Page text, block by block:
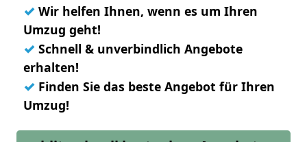
✓ Wir helfen Ihnen, wenn es um Ihren
Umzug geht!
✓ Schnell & unverbindlich Angebote
erhalten!
✓ Finden Sie das beste Angebot für Ihren
Umzug!